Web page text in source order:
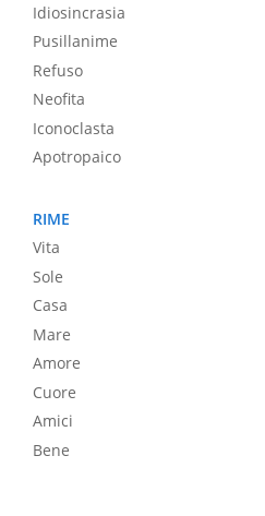
Idiosincrasia
Pusillanime
Refuso
Neofita
Iconoclasta
Apotropaico
RIME
Vita
Sole
Casa
Mare
Amore
Cuore
Amici
Bene